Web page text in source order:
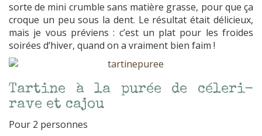
sorte de mini crumble sans matière grasse, pour que ça
croque un peu sous la dent. Le résultat était délicieux,
mais je vous préviens : c’est un plat pour les froides
soirées d’hiver, quand on a vraiment bien faim !
Tartine à la purée de céleri-
rave et cajou
Pour 2 personnes